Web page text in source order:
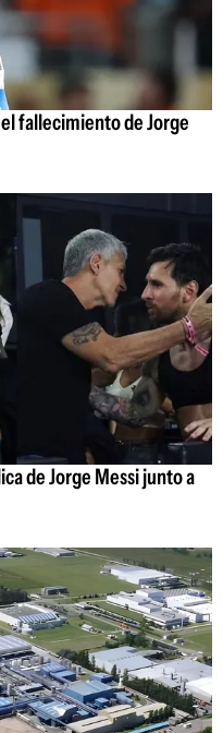
fallecimiento de Jorge
de Jorge Messi junto a